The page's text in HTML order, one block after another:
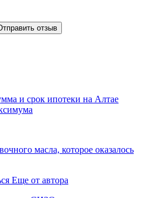
отзыв
и срок ипотеки на Алтае
масла, которое оказалось
Еще от автора